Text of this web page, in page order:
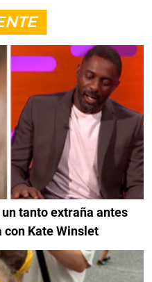
tanto extraña antes
con Kate Winslet